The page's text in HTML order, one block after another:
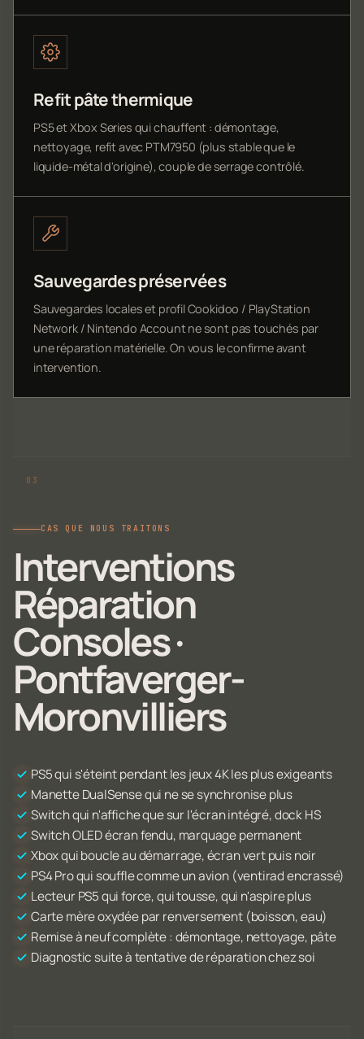
Refit pâte thermique
PS5 et Xbox Series qui chauffent : démontage,
nettoyage, refit avec PTM7950 (plus stable que le
liquide-métal d'origine), couple de serrage contrôlé.
Sauvegardes préservées
Sauvegardes locales et profil Cookidoo / PlayStation
Network / Nintendo Account ne sont pas touchés par
une réparation matérielle. On vous le confirme avant
intervention.
CAS QUE NOUS TRAITONS
Interventions
Réparation
Consoles ·
Pontfaverger-
Moronvilliers
PS5 qui s'éteint pendant les jeux 4K les plus exigeants
Manette DualSense qui ne se synchronise plus
Switch qui n'affiche que sur l'écran intégré, dock HS
Switch OLED écran fendu, marquage permanent
Xbox qui boucle au démarrage, écran vert puis noir
PS4 Pro qui souffle comme un avion (ventirad encrassé)
Lecteur PS5 qui force, qui tousse, qui n'aspire plus
Carte mère oxydée par renversement (boisson, eau)
Remise à neuf complète : démontage, nettoyage, pâte
Diagnostic suite à tentative de réparation chez soi